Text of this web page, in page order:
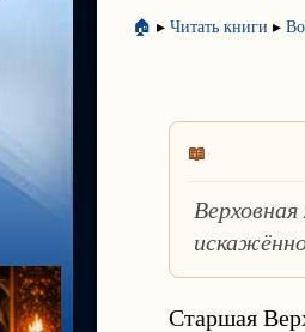
🏠 ▸ Читать книги ▸
Старшая